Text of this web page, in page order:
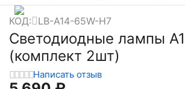
КОД: LB-A14-65W-H7
Светодиодные лампы
(комплект 2шт)
Написать отзыв